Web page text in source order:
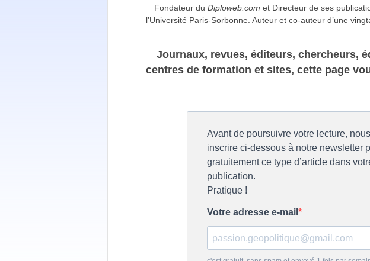
Fondateur duDiploweb.com et Directeur de ses
l’Université Paris-Sorbonne. Auteur et co-auteur d’une
Journaux, revues, éditeurs, chercheurs,
centres de formation et sites, cette page